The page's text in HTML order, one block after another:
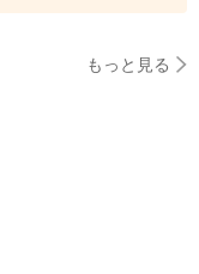
もっと見る